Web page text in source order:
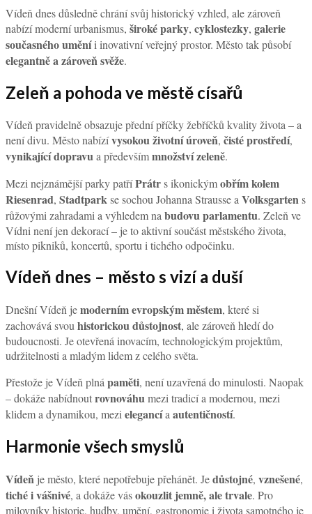
Vídeň dnes důsledně chrání svůj historický vzhled, ale zároveň
nabízí moderní urbanismus, široké parky, cyklostezky, galerie
současného uměníi inovativní veřejný prostor. Město tak působí
elegantně a zároveň svěže.
Zeleň a pohoda ve městě císařů
Vídeň pravidelně obsazuje přední příčky žebříčků kvality života – a
není divu. Město nabízívysokou životní úroveň, čisté prostředí,
vynikající dopravua předevšímmnožství zeleně.
Mezi nejznámější parky patříPrátrs ikonickýmobřím kolem
Riesenrad, Stadtparkse sochou Johanna Strausse a Volksgartens
růžovými zahradami a výhledem na budovu parlamentu. Zeleň ve
Vídni není jen dekorací – je to aktivní součást městského života,
místo pikniků, koncertů, sportu i tichého odpočinku.
Vídeň dnes – město s vizí a duší
Dnešní Vídeň jemoderním evropským městem, které si
zachovává svou historickou důstojnost, ale zároveň hledí do
budoucnosti. Je otevřená inovacím, technologickým projektům,
udržitelnosti a mladým lidem z celého světa.
Přestože je Vídeň plná paměti, není uzavřená do minulosti. Naopak
– dokáže nabídnoutrovnováhumezi tradicí a modernou, mezi
klidem a dynamikou, mezi elegancía autentičností.
Harmonie všech smyslů
Vídeň je město, které nepotřebuje přehánět. Jedůstojné, vznešené,
tiché i vášnivé, a dokáže vásokouzlit jemně, ale trvale. Pro
milovníky historie, hudby, umění, gastronomie i života samotného je